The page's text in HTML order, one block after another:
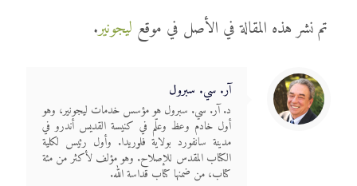
تم نشر هذه المقالة في الأصل في موقع ليجونير.
آر. سي. سبرول
د. آر. سي. سبرول هو مؤسس خدمات ليجونير، وهو
أول خادم وعظ وعلّم في كنيسة القديس أندرو في
مدينة سانفورد بولاية فلوريدا. وأول رئيس لكلية
الكتاب المقدس للإصلاح. وهو مؤلف لأكثر من مئة
كتاب، من ضمنها كتاب قداسة الله.